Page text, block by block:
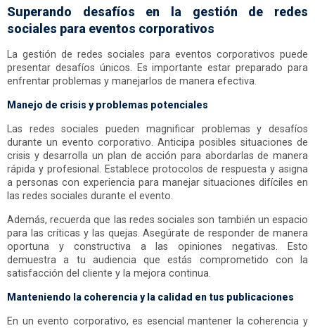
Superando desafíos en la gestión de redes
sociales para eventos corporativos
La gestión de redes sociales para eventos corporativos puede
presentar desafíos únicos. Es importante estar preparado para
enfrentar problemas y manejarlos de manera efectiva.
Manejo de crisis y problemas potenciales
Las redes sociales pueden magnificar problemas y desafíos
durante un evento corporativo. Anticipa posibles situaciones de
crisis y desarrolla un plan de acción para abordarlas de manera
rápida y profesional. Establece protocolos de respuesta y asigna
a personas con experiencia para manejar situaciones difíciles en
las redes sociales durante el evento.
Además, recuerda que las redes sociales son también un espacio
para las críticas y las quejas. Asegúrate de responder de manera
oportuna y constructiva a las opiniones negativas. Esto
demuestra a tu audiencia que estás comprometido con la
satisfacción del cliente y la mejora continua.
Manteniendo la coherencia y la calidad en tus publicaciones
En un evento corporativo, es esencial mantener la coherencia y